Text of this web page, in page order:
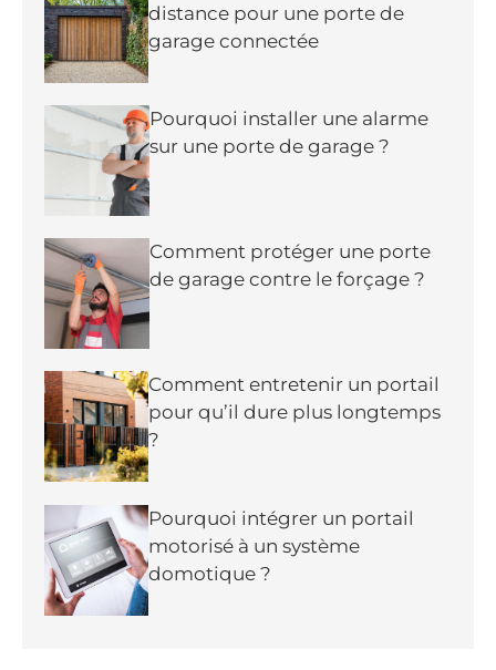
distance pour une porte de
garage connectée
Pourquoi installer une alarme
sur une porte de garage ?
Comment protéger une porte
de garage contre le forçage ?
Comment entretenir un portail
pour qu’il dure plus longtemps
?
Pourquoi intégrer un portail
motorisé à un système
domotique ?